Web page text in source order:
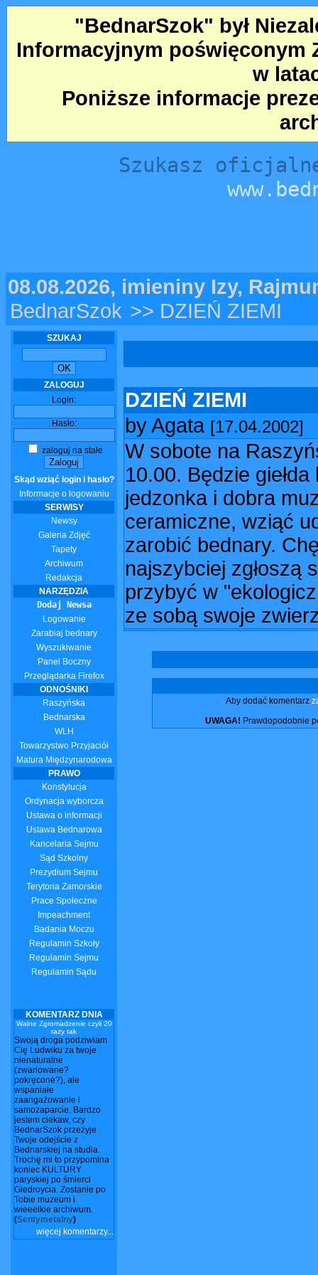
"BednarSzok" był
Informacyjnym poświęconym
w
Poniższe informacje
Szukasz
08.08.2026, imieniny Izy,
BednarSzok >> DZIEŃ ZIEMI
SZUKAJ
ZALOGUJ
Login:
Hasło:
zaloguj na stałe
Skąd wziąć login i hasło?
Informacje o logowaniu
SERWISY
Newsy
Galeria Zdjęć
Tapety
Archiwum
Redakcja
NARZĘDZIA
Dodaj Newsa
Logowanie
Zarabiaj bednary
Wyszukiwanie
Panel Boczny
Przeglądarka Firefox
ODNOŚNIKI
Raszyńska
Bednarska
WLH
Towarzystwo Przyjaciół
Matura Międzynarodowa
PRAWO
Konstytucja
Ordynacja wyborcza
Ustawa o informacji
Ustawa Bednarowa
Kancelaria Sejmu
Sąd Szkolny
Prezydium Sejmu
Terytoria Zamorskie
Prace Społeczne
Impeachment
Badania Moczu
Regulamin Szkoły
Regulamin Sejmu
Regulamin Sądu
KOMENTARZ DNIA
Walne Zgromadzenie czyli 20
razy tak
Swoją droga podziwiam
Cię Ludwiku za twoje
nienaturalne
(zwariowane?
pokręcone?), ale
wspaniałe
zaangażowanie i
samozaparcie. Bardzo
jestem ciekaw, czy
BednarSzok przeżyje
Twoje odejście z
Bednarskiej na studia.
Trochę mi to przypomina
koniec KULTURY
paryskiej po śmierci
Giedroycia. Zostanie po
Tobie muzeum i
wieeelkie archiwum.
(Sentymetalny)
więcej komentarzy...
DZIEŃ ZIEMI
by Agata [17.04.2002]
W sobote na
10.00. Będzie
jedzonka i dobra
ceramiczne, wziąć
zarobić bednary.
najszybciej zgłoszą
przybyć w
ze sobą swoje
Aby dodać komentarz
UWAGA! Prawdopodobnie